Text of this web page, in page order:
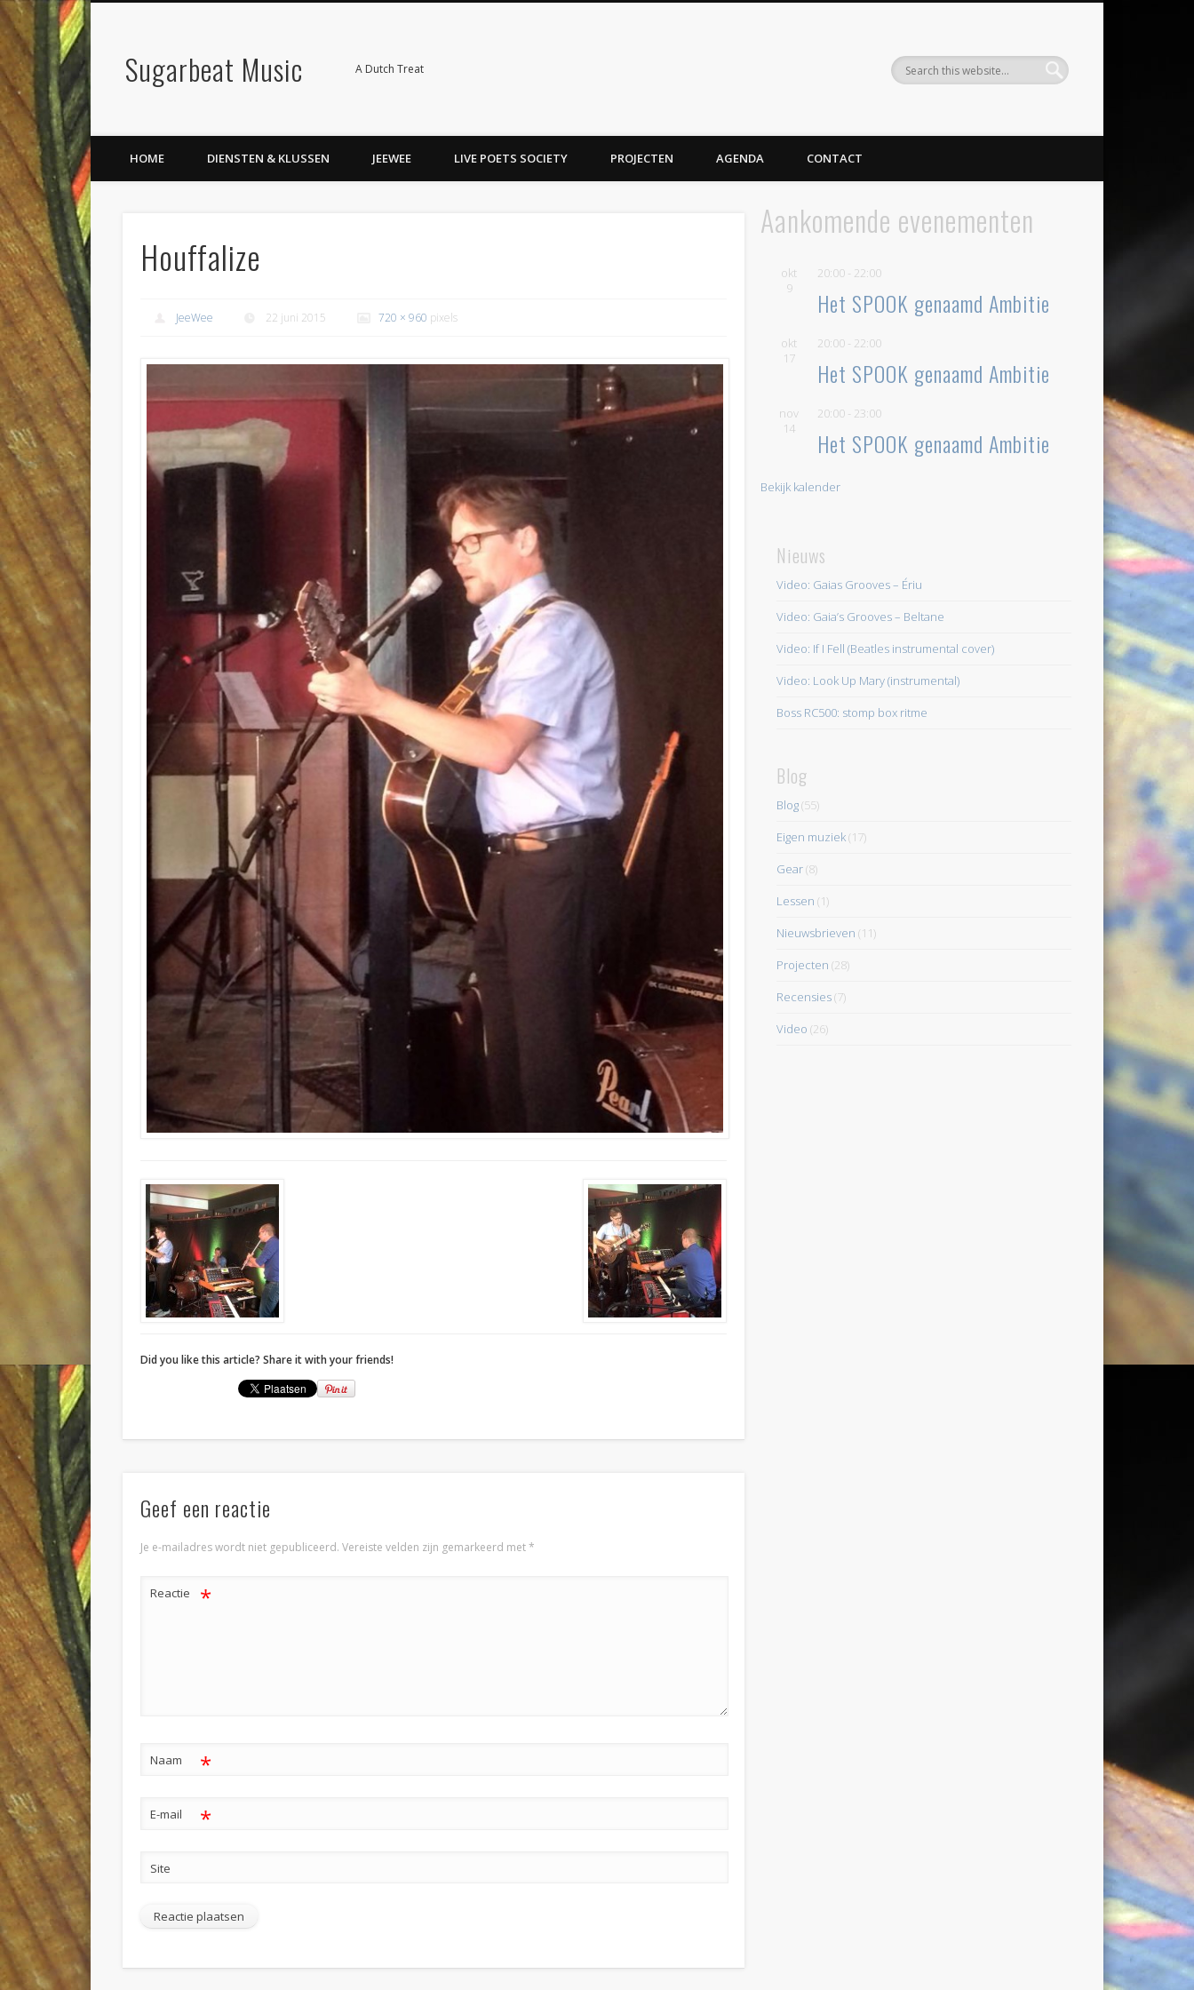
Sugarbeat Music A Dutch Treat
HOME DIENSTEN & KLUSSEN JEEWEE LIVE POETS SOCIETY PROJECTEN AGENDA CONTACT
Houffalize
JeeWee 22 juni 2015 720 × 960 pixels
Did you like this article? Share it with your friends!
Geef een reactie
Je e-mailadres wordt niet gepubliceerd. Vereiste velden zijn gemarkeerd met*
Reactie *
Naam *
E-mail *
Site
Aankomende evenementen
okt
9
20:00 - 22:00
Het SPOOK genaamd Ambitie
okt
17
20:00 - 22:00
Het SPOOK genaamd Ambitie
nov
14
20:00 - 23:00
Het SPOOK genaamd Ambitie
Bekijk kalender
Nieuws
Video: Gaias Grooves – Ériu
Video: Gaia’s Grooves – Beltane
Video: If I Fell (Beatles instrumental cover)
Video: Look Up Mary (instrumental)
Boss RC500: stomp box ritme
Blog
Blog(55)
Eigen muziek(17)
Gear(8)
Lessen (1)
Nieuwsbrieven (11)
Projecten (28)
Recensies(7)
Video (26)